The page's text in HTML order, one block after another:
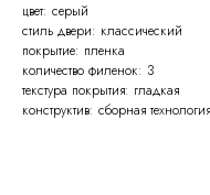
цвет: серый
стиль двери: классический
покрытие: пленка
количество филенок: 3
текстура покрытия: гладкая
конструктив: сборная технология